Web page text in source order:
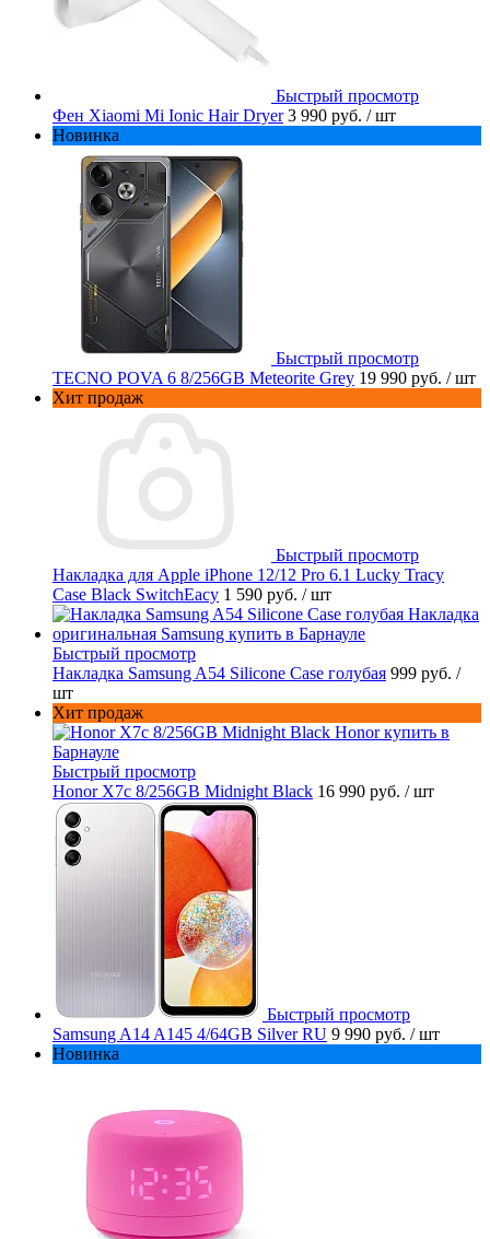
Быстрый просмотр
Фен Xiaomi Mi Ionic Hair Dryer 3 990 руб. / шт
Новинка
Быстрый просмотр
TECNO POVA 6 8/256GB Meteorite Grey 19 990 руб. / шт
Хит продаж
Быстрый просмотр
Накладка для Apple iPhone 12/12 Pro 6.1 Lucky Tracy
Case Black SwitchEacy 1 590 руб. / шт
Быстрый просмотр
Накладка Samsung A54 Silicone Case голубая 999 руб. /
шт
Хит продаж
Быстрый просмотр
Honor X7c 8/256GB Midnight Black 16 990 руб. / шт
Быстрый просмотр
Samsung A14 A145 4/64GB Silver RU 9 990 руб. / шт
Новинка